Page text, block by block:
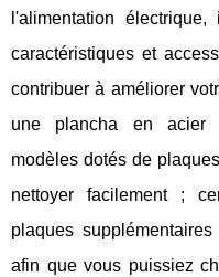
l'alimentation
caractéristiques et
contribuer à améliorer
une plancha en acier
modèles dotés de
nettoyer facilement ;
plaques
afin que vous puissiez